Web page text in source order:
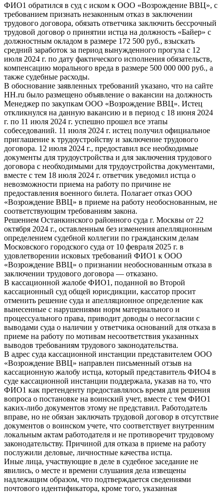
ФИО1 обратился в суд с иском к ООО «Возрождение ВВЦ», с
требованием признать незаконным отказ в заключении
трудового договора, обязать ответчика заключить бессрочный
трудовой договор о принятии истца на должность «Байер» с
должностным окладом в размере 172 500 руб., взыскать
средний заработок за период вынужденного прогула с 12
июля 2024 г. по дату фактического исполнения обязательств,
компенсацию морального вреда в размере 500 000 000 руб., а
также судебные расходы.
В обоснование заявленных требований указано, что на сайте
HH.ru было размещено объявление о вакансии на должность
Менеджер по закупкам ООО «Возрождение ВВЦ». Истец
откликнулся на данную вакансию и в период с 18 июня 2024
г. по 11 июля 2024 г. успешно прошел все этапы
собеседований. 11 июля 2024 г. истец получил официальное
приглашение к трудоустройству и заключение трудового
договора. 12 июля 2024 г., предоставил все необходимые
документы для трудоустройства и для заключения трудового
договора с необходимыми для трудоустройства документами,
вместе с тем 18 июля 2024 г. ответчик уведомил истца о
невозможности приема на работу по причине не
предоставления военного билета. Полагает отказ ООО
«Возрождение ВВЦ» в приеме на работу необоснованным, не
соответствующим требованиям закона.
Решением Останкинского районного суда г. Москвы от 22
октября 2024 г., оставленным без изменения апелляционным
определением судебной коллегии по гражданским делам
Московского городского суда от 10 февраля 2025 г. в
удовлетворении исковых требований ФИО1 к ООО
«Возрождение ВВЦ» о признании необоснованным отказа в
заключении трудового договора — отказано.
В кассационной жалобе ФИО1, поданной во Второй
кассационный суд общей юрисдикции, кассатор просит
отменить решение суда и апелляционное определение как
вынесенные с нарушениями норм материального и
процессуального права, приводит доводы о несогласии с
выводами суда о наличии у ответчика оснований для отказа в
приеме на работу по мотивам несоответствия указанных
выводов требованиям трудового законодательства.
В адрес суда кассационной инстанции представителем ООО
«Возрождение ВВЦ» направлен письменный отзыв на
кассационную жалобу истца, который представитель ФИО4 в
суде кассационной инстанции поддержала, указав на то, что
ФИО1 как претенденту предоставлялось время для решения
вопроса о постановке на воинский учет, вместе с тем ФИО1
каких-либо документов этому не представил. Работодатель
вправе, но не обязан заключать трудовой договор в отсутствие
документов о воинском учете, что соответствует внутренним
локальным актам работодателя и не противоречит трудовому
законодательству. Причиной для отказа в приеме на работу
послужили деловые, личностные качества истца.
Иные лица, участвующие в деле в судебное заседание не
явились, о месте и времени слушания дела извещены
надлежащим образом, что подтверждается сведениями
почтового идентификатора, кроме того, указанная